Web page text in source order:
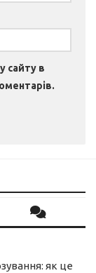
сайту в
як це